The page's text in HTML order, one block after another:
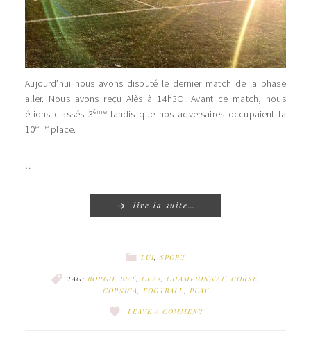
Aujourd’hui nous avons disputé le dernier match de la phase
aller. Nous avons reçu Alès à 14h3O. Avant ce match, nous
étions classés 3ème tandis que nos adversaires occupaient la
10ème place.
…
lire la suite…
LUI, SPORT
TAG: BORGO BUT CFA2 CHAMPIONNAT CORSE
CORSICA
FOOTBALL PLAY
LEAVE A COMMENT